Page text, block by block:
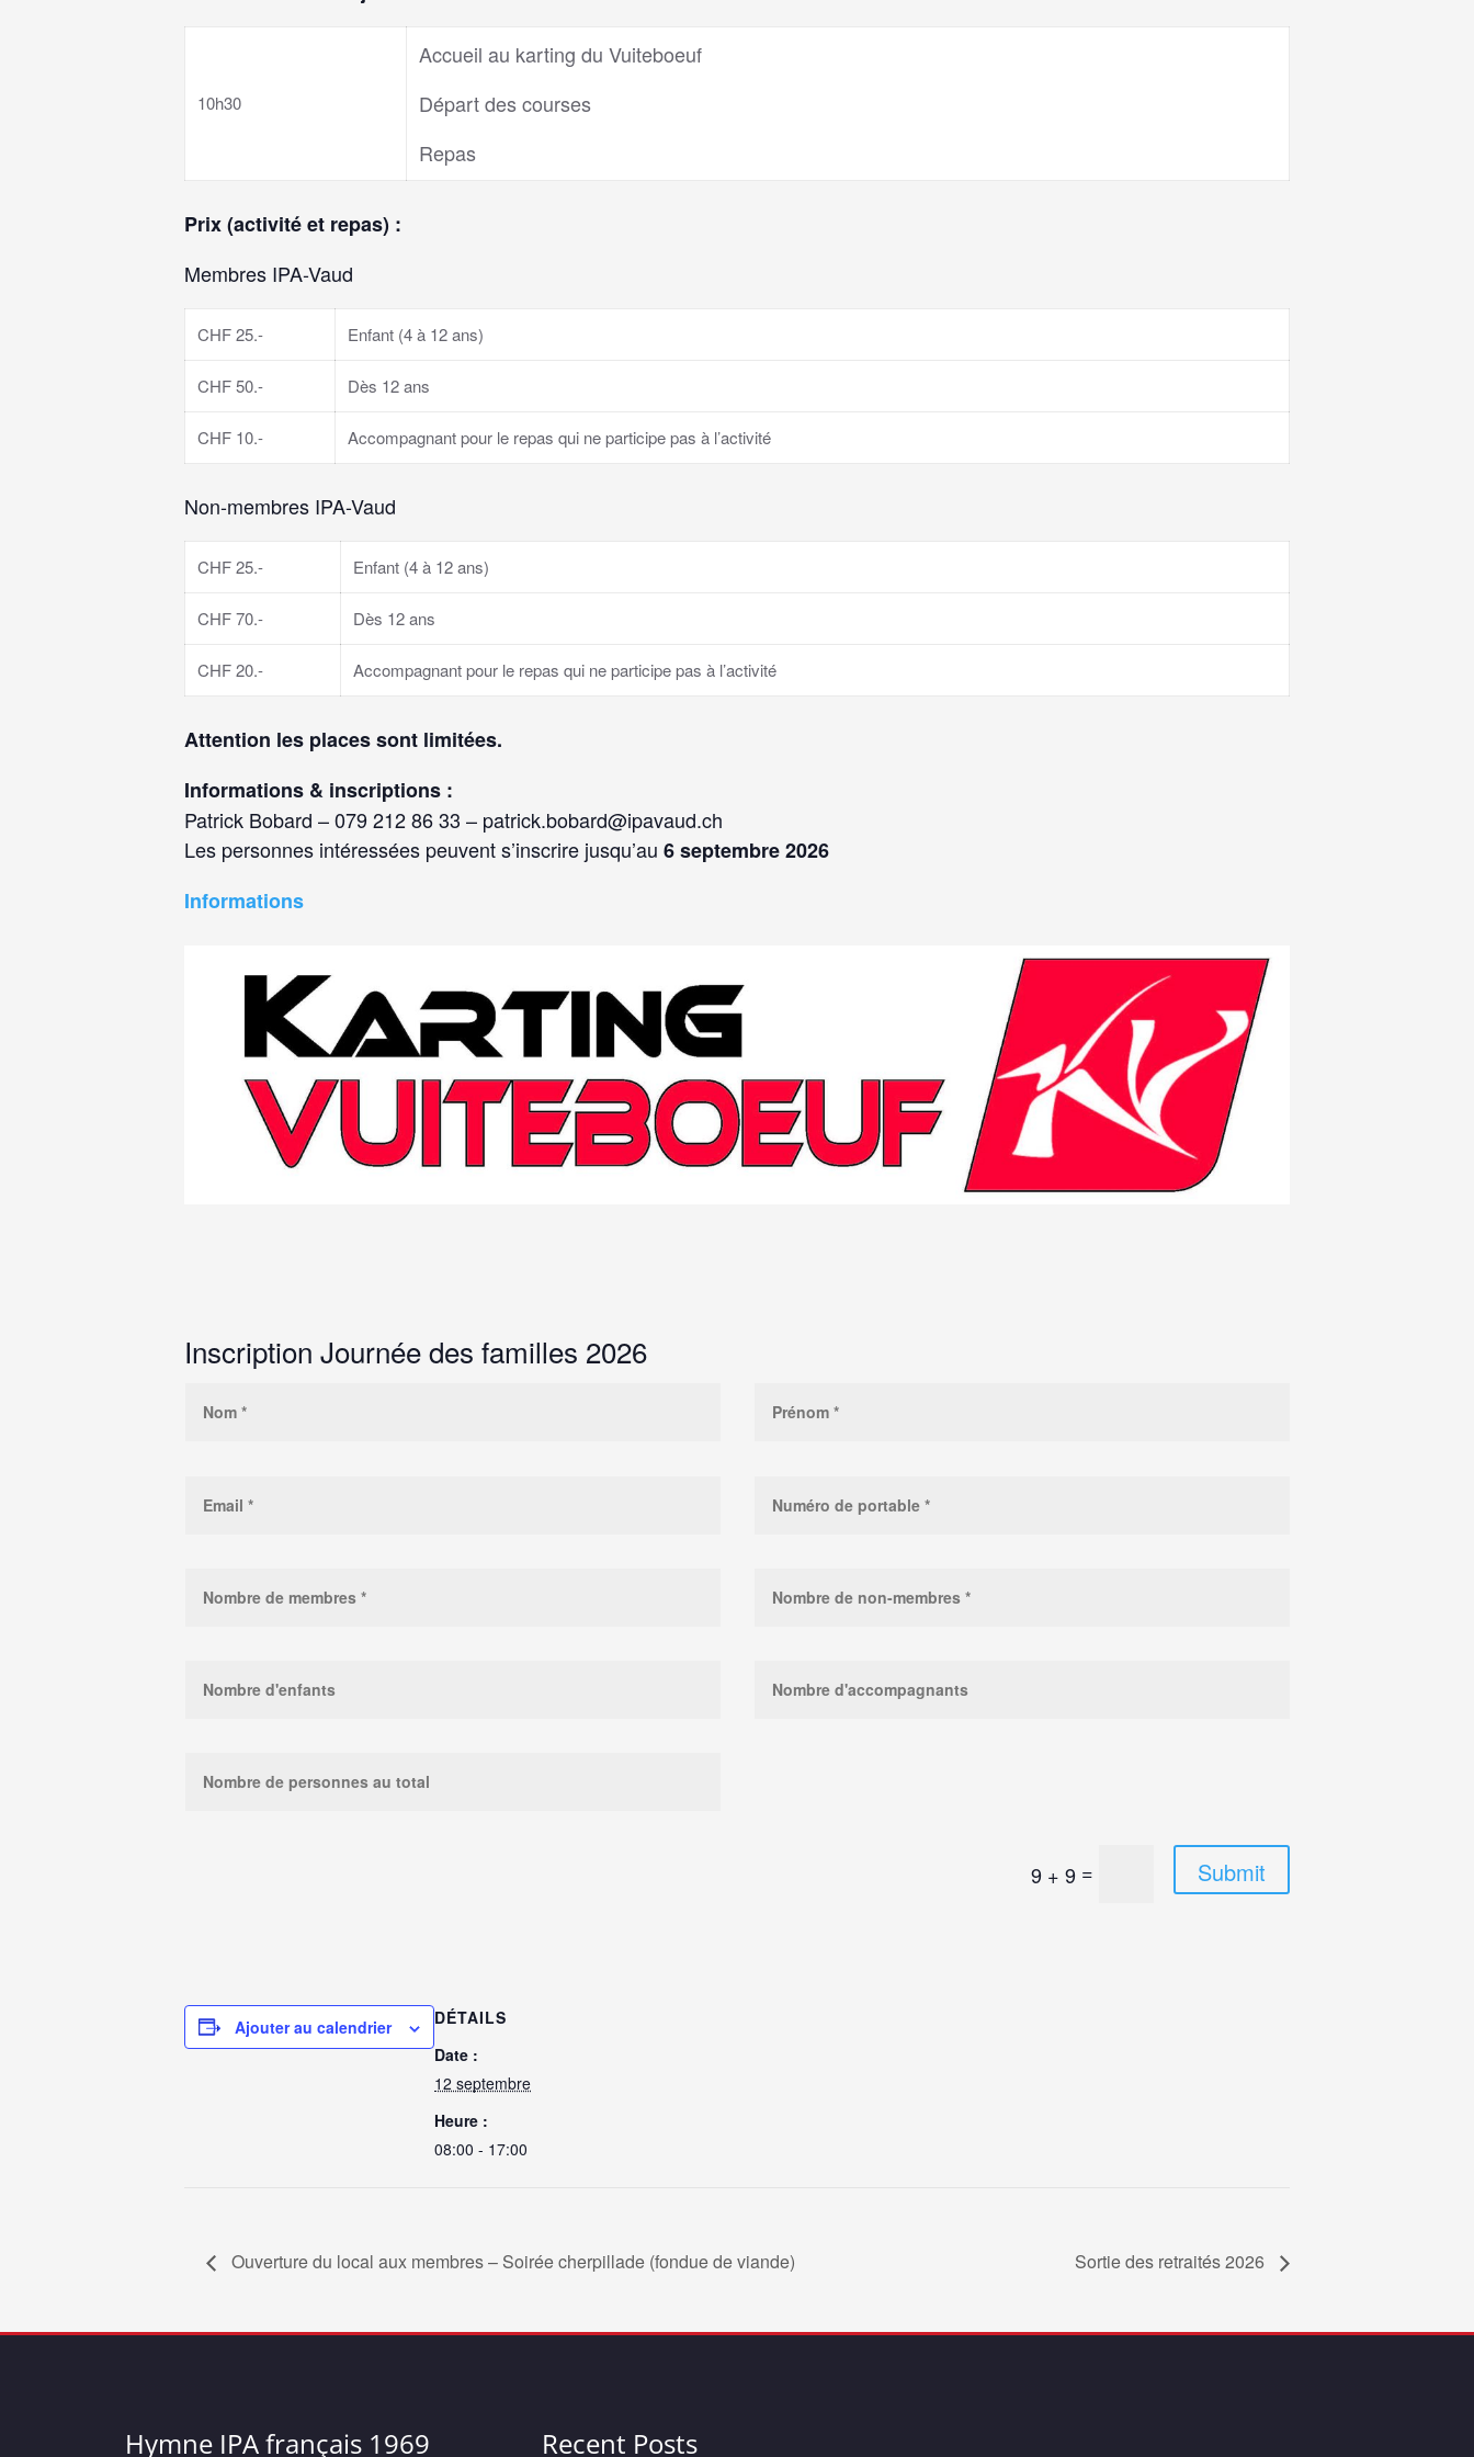
10h30
Accueil au karting du Vuiteboeuf
Départ des courses
Repas
Prix (activité et repas) :
Membres IPA-Vaud
CHF 25.- Enfant (4 à 12 ans)
CHF 50.- Dès 12 ans
CHF 10.- Accompagnant pour le repas qui ne participe pas à l’activité
Non-membres IPA-Vaud
CHF 25.- Enfant (4 à 12 ans)
CHF 70.- Dès 12 ans
CHF 20.- Accompagnant pour le repas qui ne participe pas à l’activité
Attention les places sont limitées.
Informations & inscriptions :
Patrick Bobard – 079 212 86 33 – patrick.bobard@ipavaud.ch
Les personnes intéressées peuvent s’inscrire jusqu’au 6 septembre 2026
Informations
Inscription Journée des familles 2026
9 + 9 = Submit
Ajouter au calendrier
DÉTAILS
Date :
12 septembre
Heure :
08:00 - 17:00
Ouverture du local aux membres – Soirée cherpillade (fondue de viande) Sortie des retraités 2026
Hymne IPA français 1969 Recent Posts